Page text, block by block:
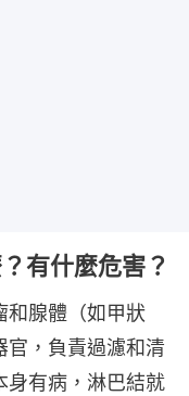
有什麼危害？
和腺體（如甲狀
官，負責過濾和清
身有病，淋巴結就